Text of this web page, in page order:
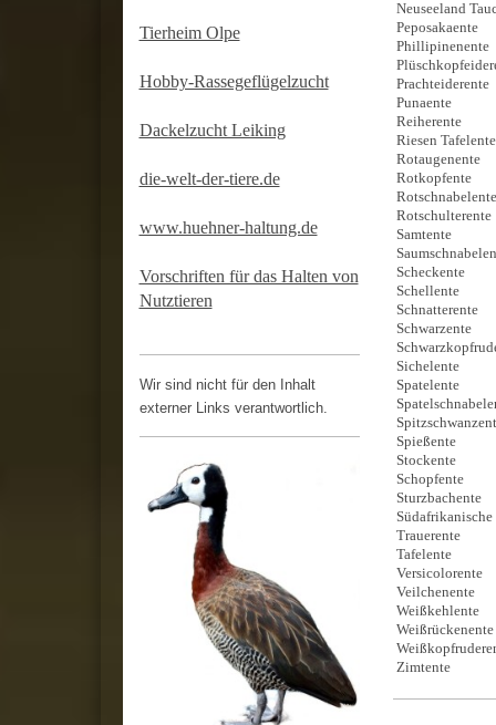
Neuseeland
Peposakaente
Punaente
Reiherente
Riesen
Rotaugenente
Rotkopfente
Samtente
Scheckente
Schellente
Schnatterente
Schwarzente
Sichelente
Spatelente
Spießente
Stockente
Schopfente
Sturzbachente
Trauerente
Tafelente
Veilchenente
Weißkehlente
Zimtente
Tierheim Olpe
Hobby-Rassegeflügelzucht
Dackelzucht Leiking
die-welt-der-tiere.de
www.huehner-haltung.de
Vorschriften für das Halten von
Nutztieren
Wir sind nicht für den Inhalt
externer Links verantwortlich.